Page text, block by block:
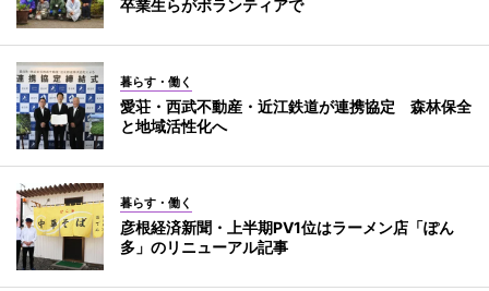
卒業生らがボランティアで
暮らす・働く
愛荘・西武不動産・近江鉄道が連携協定 森林保全
と地域活性化へ
暮らす・働く
彦根経済新聞・上半期PV1位はラーメン店「ぽん
多」のリニューアル記事